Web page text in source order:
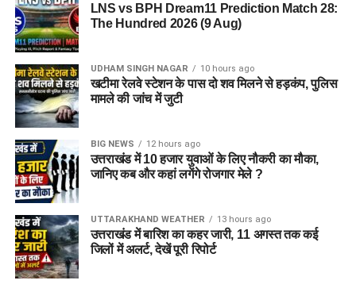
LNS vs BPH Dream11 Prediction Match 28:
The Hundred 2026 (9 Aug)
UDHAM SINGH NAGAR 10 hours ago
खटीमा रेलवे स्टेशन के पास दो शव मिलने से हड़कंप, पुलिस
मामले की जांच में जुटी
BIG NEWS 12 hours ago
उत्तराखंड में 10 हजार युवाओं के लिए नौकरी का मौका,
जानिए कब और कहां लगेंगे रोजगार मेले ?
UTTARAKHAND WEATHER 13 hours ago
उत्तराखंड में बारिश का कहर जारी, 11 अगस्त तक कई
जिलों में अलर्ट, देखें पूरी रिपोर्ट